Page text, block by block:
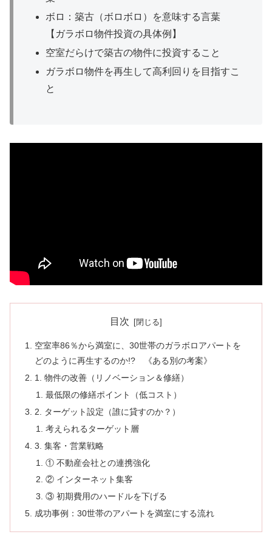
ボロ：築古（ボロボロ）を意味する言葉
【ガラボロ物件投資の具体例】
空室だらけで築古の物件に投資すること
ガラボロ物件を再生して高利回りを目指すこ
と
目次
空室率86％から満室に、30世帯のガラボロアパートを
どのように再生するのか!? 《ある別の考案》
1. 物件の改善（リノベーション＆修繕）
最低限の修繕ポイント（低コスト）
2. ターゲット設定（誰に貸すのか？）
考えられるターゲット層
3. 集客・営業戦略
① 不動産会社との連携強化
② インターネット集客
③ 初期費用のハードルを下げる
成功事例：30世帯のアパートを満室にする流れ